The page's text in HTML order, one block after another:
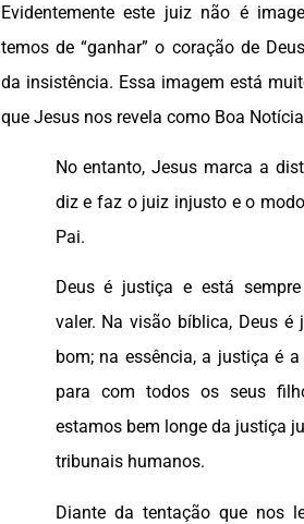
Evidentemente este juiz não é
temos de “ganhar” o coração de
da insistência. Essa imagem está
que Jesus nos revela como Boa
No entanto, Jesus marca a
diz e faz o juiz injusto e o
Pai.
Deus é justiça e está
valer. Na visão bíblica, Deus é
bom; na essência, a justiça é
para com todos os seus
estamos bem longe da justiça
tribunais humanos.
Diante da tentação que nos